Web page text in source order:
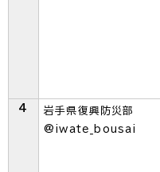
4
岩手県復興防災部
@iwate_bousai